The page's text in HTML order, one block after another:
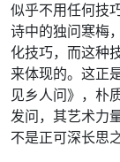
似乎不用任何技
诗中的独问寒梅
化技巧，而这种
来体现的。这正
见乡人问》，朴
发问，其艺术力
不是正可深长思